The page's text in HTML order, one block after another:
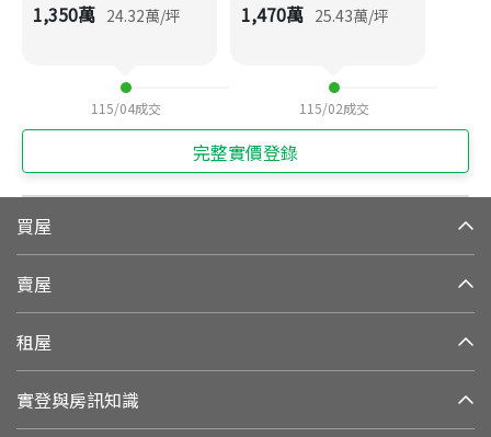
1,350萬 24.32萬/坪
115/04成交
1,470萬 25.43萬/坪
115/02成交
完整實價登錄
買屋
賣屋
租屋
實登與房訊知識